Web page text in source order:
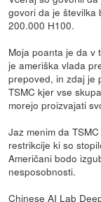
govori da je številka
200.000 H100.
Moja poanta je da v
je ameriška vlada
prepoved, in zdaj je
TSMC kjer vse
morejo proizvajati
Jaz menim da
restrikcije ki so
Američani bodo
nesposobnosti.
Chinese AI Lab